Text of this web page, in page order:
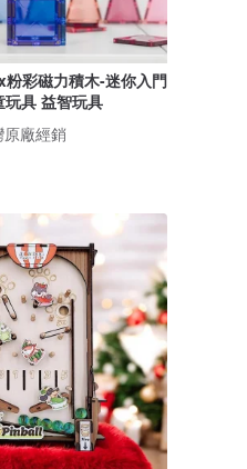
彩磁力積木-迷你入門
具 益智玩具
廠經銷